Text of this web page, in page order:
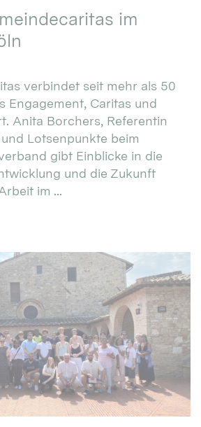
im
verbindet seit mehr als 50
Engagement, Caritas und
Anita Borchers, Referentin
Lotsenpunkte beim
gibt Einblicke in die
und die Zukunft
im ...